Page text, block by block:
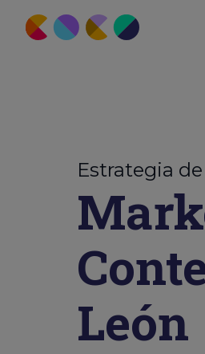
Estrategia
León